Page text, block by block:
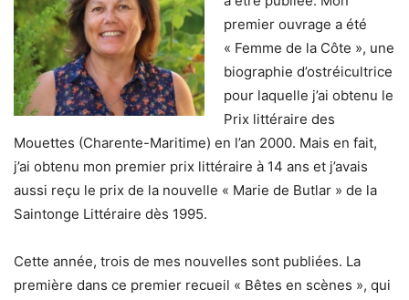
premier ouvrage a été
« Femme de la Côte », une
biographie d’ostréicultrice
pour laquelle j’ai obtenu le
Prix littéraire des
Mouettes (Charente-Maritime) en l’an 2000. Mais en fait,
j’ai obtenu mon premier prix littéraire à 14 ans et j’avais
aussi reçu le prix de la nouvelle « Marie de Butlar » de la
Saintonge Littéraire dès 1995.
Cette année, trois de mes nouvelles sont publiées. La
première dans ce premier recueil « Bêtes en scènes », qui